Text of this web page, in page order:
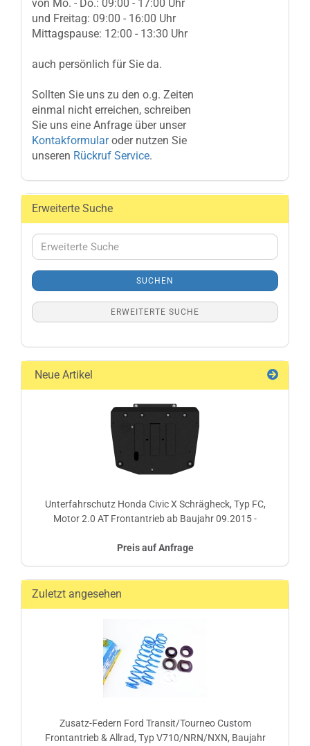
von Mo. - Do.: 09:00 - 17:00 Uhr
und Freitag: 09:00 - 16:00 Uhr
Mittagspause: 12:00 - 13:30 Uhr
auch persönlich für Sie da.
Sollten Sie uns zu den o.g. Zeiten
einmal nicht erreichen, schreiben
Sie uns eine Anfrage über unser
Kontakformularoder nutzen Sie
unseren Rückruf Service.
Erweiterte Suche
Erweiterte
Suche
SUCHEN
ERWEITERTE SUCHE
Neue Artikel
Unterfahrschutz Honda Civic X Schrägheck, Typ FC,
Motor 2.0 AT Frontantrieb ab Baujahr 09.2015 -
Preis auf Anfrage
Zuletzt angesehen
Zusatz-Federn Ford Transit/Tourneo Custom
Frontantrieb & Allrad, Typ V710/NRN/NXN, Baujahr